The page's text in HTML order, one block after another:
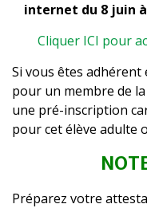
internet du 8 juin à
Cliquer ICI pour
Si vous êtes
pour un membre de
une pré-inscription
pour cet élève adulte
Préparez votre